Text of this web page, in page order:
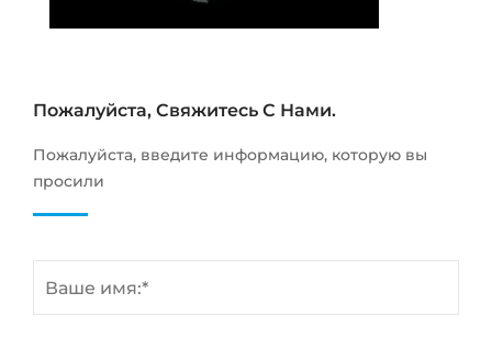
Пожалуйста, Свяжитесь С Нами.
Пожалуйста, введите информацию, которую вы
просили